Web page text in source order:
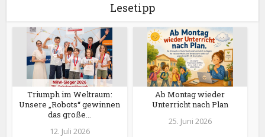
Lesetipp
Triumph im Weltraum:
Unsere „Robots“ gewinnen
das große...
12. Juli 2026
Ab Montag wieder
Unterricht nach Plan
25. Juni 2026